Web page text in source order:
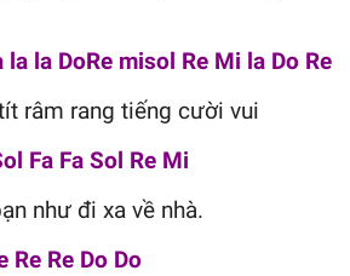
la la DoRe misol Re Mi la Do Re
râm rang tiếng cười vui
Fa Fa Sol Re Mi
như đi xa về nhà.
Re Re Do Do